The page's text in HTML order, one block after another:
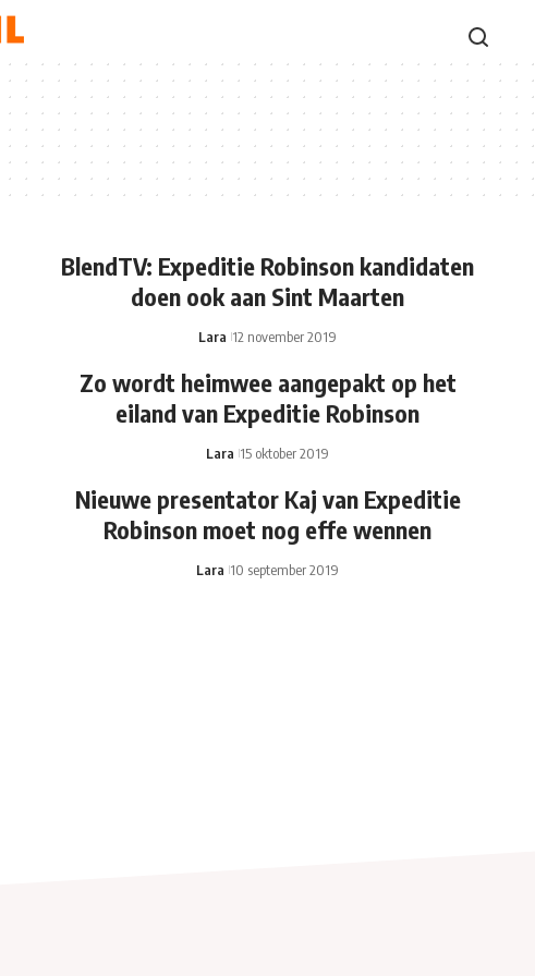
BlendTV: Expeditie Robinson kandidaten
doen ook aan Sint Maarten
Lara 12 november 2019
Zo wordt heimwee aangepakt op het
eiland van Expeditie Robinson
Lara 15 oktober 2019
Nieuwe presentator Kaj van Expeditie
Robinson moet nog effe wennen
Lara 10 september 2019